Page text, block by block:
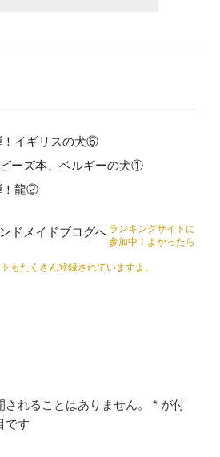
！イギリスの犬⑥
ーズ本、ベルギーの犬①
！龍②
ランキングサイトに
参加中！よかったら
もたくさん登録されていますよ。
れることはありません。 * が付
です